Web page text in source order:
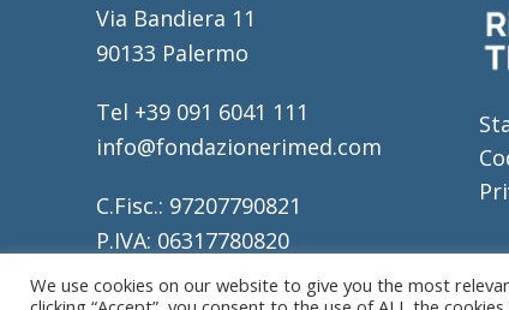
Via Bandiera 11
90133 Palermo
Tel +39 091 6041 111
info@fondazionerimed.com
C.Fisc.: 97207790821
P.IVA: 06317780820
REA: 317196
We use cookies on our website to give you the most